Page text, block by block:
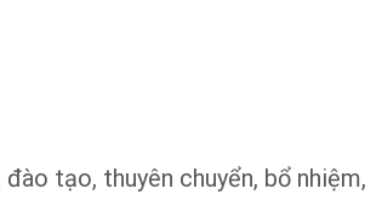
tạo, thuyên chuyển, bổ nhiệm,